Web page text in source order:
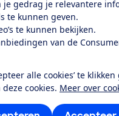
je gedrag je relevantere
te kunnen geven.
te kunnen bekijken.
van de
alle cookies’ te
cookies. Meer over
Al lid? Log in
product